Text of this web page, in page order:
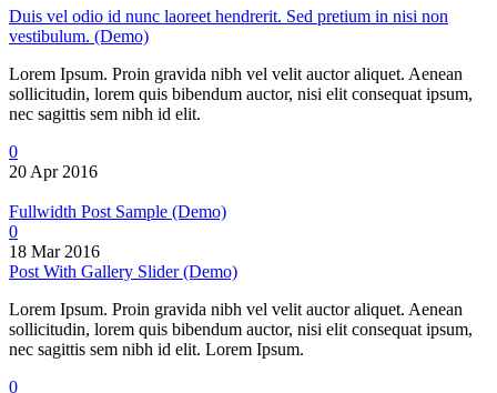
Duis vel odio id nunc laoreet hendrerit. Sed pretium in nisi non
vestibulum. (Demo)
Lorem Ipsum. Proin gravida nibh vel velit auctor aliquet. Aenean
sollicitudin, lorem quis bibendum auctor, nisi elit consequat ipsum,
nec sagittis sem nibh id elit.
0
20 Apr 2016
Fullwidth Post Sample (Demo)
0
18 Mar 2016
Post With Gallery Slider (Demo)
Lorem Ipsum. Proin gravida nibh vel velit auctor aliquet. Aenean
sollicitudin, lorem quis bibendum auctor, nisi elit consequat ipsum,
nec sagittis sem nibh id elit. Lorem Ipsum.
0